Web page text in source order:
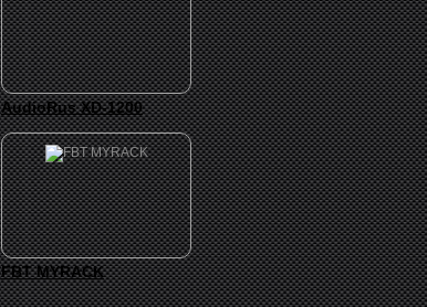
AudioRus XD-1200
FBT MYRACK